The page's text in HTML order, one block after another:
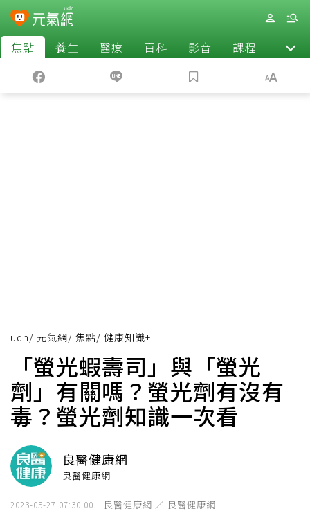
焦點 養生 醫療 百科 影音 課程 退休
udn/ 元氣網/ 焦點/ 健康知識+
「螢光蝦壽司」與「螢光
劑」有關嗎？螢光劑有沒有
毒？螢光劑知識一次看
良醫健康網
良醫健康網
2023-05-27 07:30:00 良醫健康網 ／ 良醫健康網